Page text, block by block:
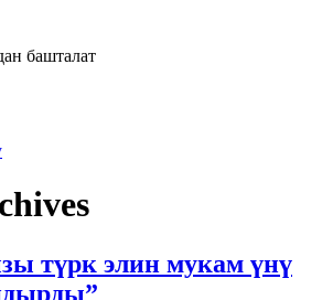
башталат
түрк элин мукам үнү